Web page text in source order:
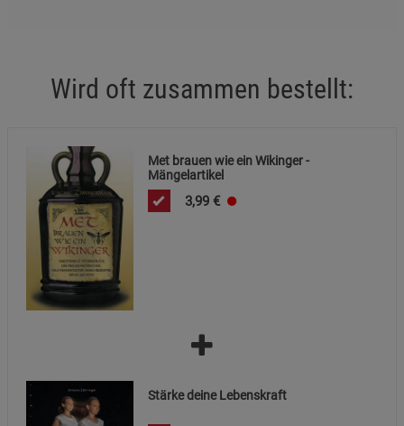
Wird oft zusammen bestellt:
Met brauen wie ein Wikinger -
Mängelartikel
3,99 €
Stärke deine Lebenskraft
Beschreibung Marketing Cookies
Cookie-Informationen